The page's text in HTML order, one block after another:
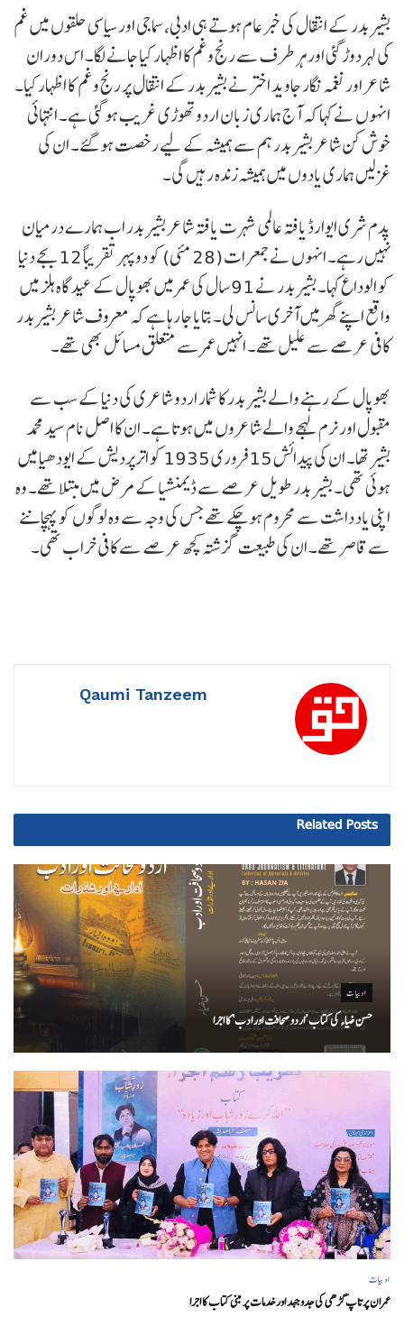
بشیر بدر کے انتقال کی خبر عام ہوتے ہی ادبی، سماجی اور سیاسی حلقوں میں غم
کی لہر دوڑ گئی اور ہر طرف سے رنج وغم کا اظہار کیا جانے لگا۔ اس دوران
شاعر اور نغمہ نگار جاوید اختر نے بشیر بدر کے انتقال پر رنج وغم کا اظہار کیا۔
انہوں نے کہا کہ آج ہماری زبان اردو تھوڑی غریب ہو گئی ہے۔ انتہائی
خوش کن شاعر بشیر بدر ہم سے ہمیشہ کے لیے رخصت ہو گئے۔ ان کی
غزلیں ہماری یادوں میں ہمیشہ زندہ رہیں گی۔
پدم شری ایوارڈ یافتہ عالمی شہرت یافتہ شاعر بشیر بدر اب ہمارے درمیان
نہیں رہے۔ انہوں نے جمعرات (28 مئی) کو دوپہر تقریباً 12 بجے دنیا
کو الوداع کہا۔ بشیر بدر نے 91 سال کی عمر میں بھوپال کے عید گاہ ہلز میں
واقع اپنے گھر میں آخری سانس لی۔ بتایا جا رہا ہے کہ معروف شاعر بشیر بدر
کافی عرصے سے علیل تھے۔ انہیں عمر سے متعلق مسائل بھی تھے۔
بھوپال کے رہنے والے بشیر بدر کا شمار اردو شاعری کی دنیا کے سب سے
مقبول اور نرم لہجے والے شاعروں میں ہوتا ہے۔ ان کا اصل نام سید محمد
بشیر تھا۔ ان کی پیدائش 15 فروری 1935 کو اترپردیش کے ایودھیا میں
ہوئی تھی۔ بشیر بدر طویل عرصے سے ڈیمنشیا کے مرض میں مبتلا تھے۔ وہ
اپنی یاد داشت سے محروم ہوچکے تھے جس کی وجہ سے وہ لوگوں کو پہچاننے
سے قاصر تھے۔ ان کی طبیعت گزشتہ کچھ عرصے سے کافی خراب تھی۔
Qaumi Tanzeem
Related Posts
ادبیات
حسن ضیاء کی کتاب ’اردو صحافت اور ادب‘ کا اجرا
ادبیات
عمران پرتاپ گڑھی کی جدوجہد اور خدمات پر مبنی کتاب کا اجرا